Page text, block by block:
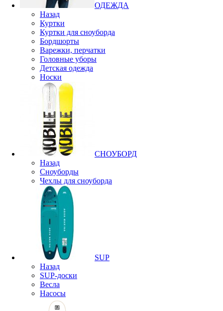
ОДЕЖДА
Назад
Куртки
Куртки для сноуборда
Бордшорты
Варежки, перчатки
Головные уборы
Детская одежда
Носки
СНОУБОРД
Назад
Сноуборды
Чехлы для сноуборда
SUP
Назад
SUP-доски
Весла
Насосы